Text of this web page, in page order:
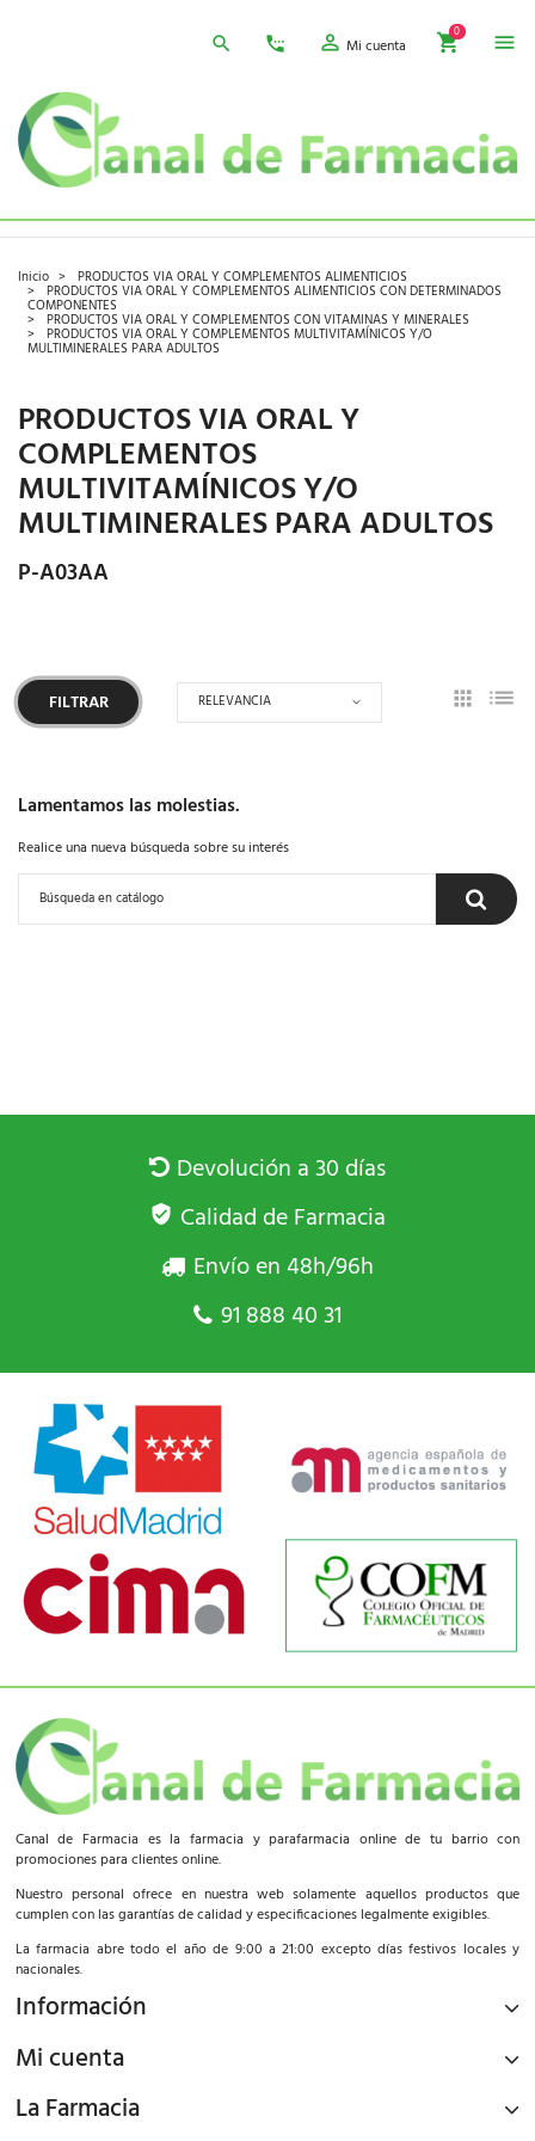
Mi cuenta
0
Inicio PRODUCTOS VIA ORAL Y COMPLEMENTOS ALIMENTICIOS
PRODUCTOS VIA ORAL Y COMPLEMENTOS ALIMENTICIOS CON DETERMINADOS
COMPONENTES
PRODUCTOS VIA ORAL Y COMPLEMENTOS CON VITAMINAS Y MINERALES
PRODUCTOS VIA ORAL Y COMPLEMENTOS MULTIVITAMÍNICOS Y/O
MULTIMINERALES PARA ADULTOS
PRODUCTOS VIA ORAL Y
COMPLEMENTOS
MULTIVITAMÍNICOS Y/O
MULTIMINERALES PARA ADULTOS
P-A03AA
FILTRAR RELEVANCIA
Lamentamos las molestias.
Realice una nueva búsqueda sobre su interés
Devolución a 30 días
Calidad de Farmacia
Envío en 48h/96h
91 888 40 31
Canal de Farmacia es la farmacia y parafarmacia online de tu barrio con
promociones para clientes online.
Nuestro personal ofrece en nuestra web solamente aquellos productos que
cumplen con las garantías de calidad y especificaciones legalmente exigibles.
La farmacia abre todo el año de 9:00 a 21:00 excepto días festivos locales y
nacionales.
Información
Mi cuenta
La Farmacia